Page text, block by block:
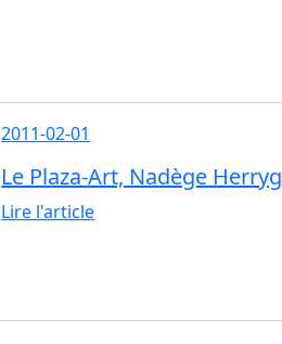
2011-02-01
Le Plaza-Art, Nadège
Lire l'article